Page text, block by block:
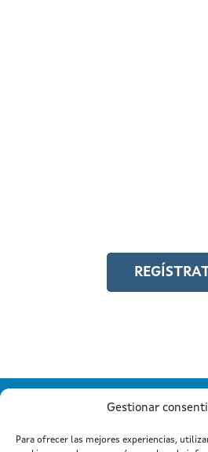
Gestionar
Para ofrecer las mejores experiencias,